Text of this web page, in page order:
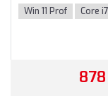
számítógép, 3
Win 11 Prof Core